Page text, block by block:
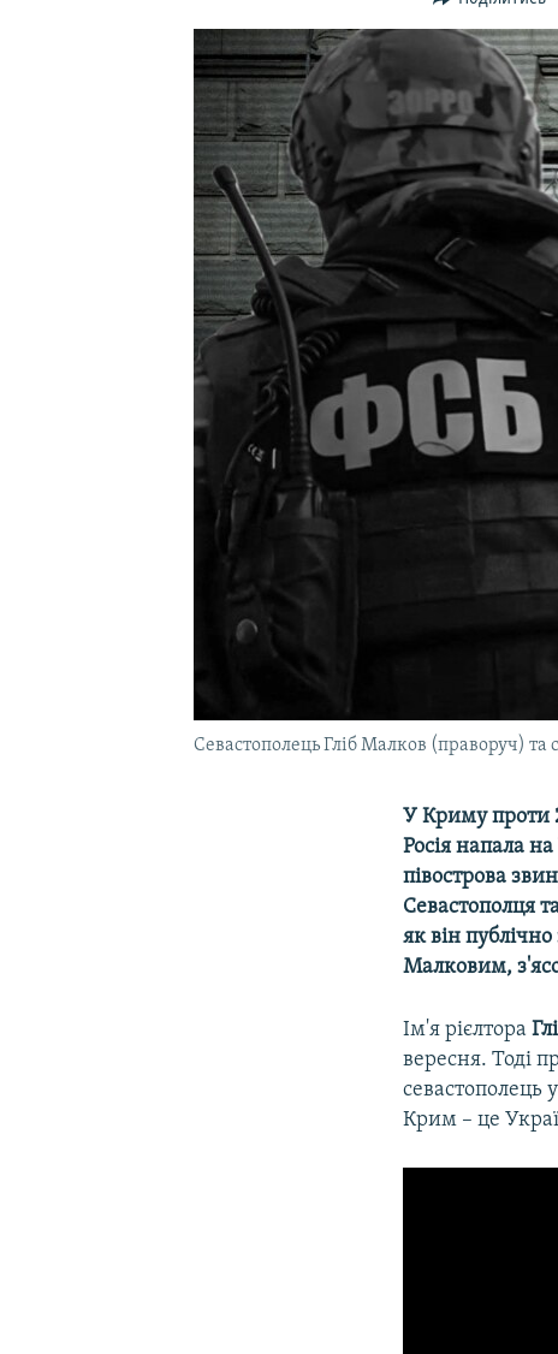
УКРАЇНСЬКА ПРОБЛЕМА КРИМУ
Севастополець Гліб Малков (праворуч)
У Криму проти
Росія напала
півострова
Севастополця
як він
Малковим,
Ім'я рієлтора
вересня. Тоді
севастополець
Крим – це